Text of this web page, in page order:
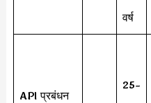
वर्ष
API प्रबंधन
25-